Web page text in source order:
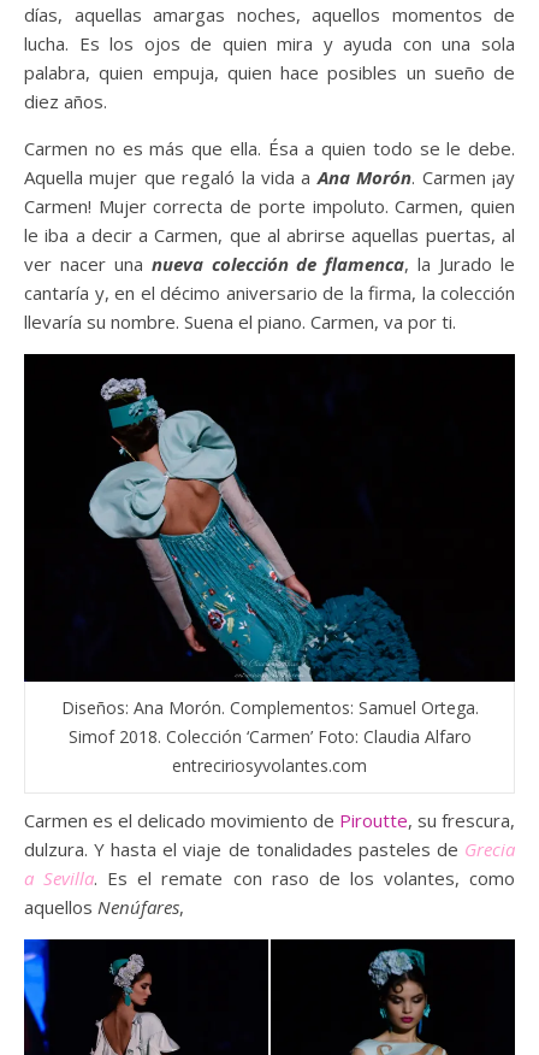
días, aquellas amargas noches, aquellos momentos de
lucha. Es los ojos de quien mira y ayuda con una sola
palabra, quien empuja, quien hace posibles un sueño de
diez años.
Carmen no es más que ella. Ésa a quien todo se le debe.
Aquella mujer que regaló la vida a Ana Morón. Carmen ¡ay
Carmen! Mujer correcta de porte impoluto. Carmen, quien
le iba a decir a Carmen, que al abrirse aquellas puertas, al
ver nacer una nueva colección de flamenca, la Jurado le
cantaría y, en el décimo aniversario de la firma, la colección
llevaría su nombre. Suena el piano. Carmen, va por ti.
Diseños: Ana Morón. Complementos: Samuel Ortega.
Simof 2018. Colección ‘Carmen’ Foto: Claudia Alfaro
entreciriosyvolantes.com
Carmen es el delicado movimiento de Piroutte, su frescura,
dulzura. Y hasta el viaje de tonalidades pasteles de Grecia
a Sevilla. Es el remate con raso de los volantes, como
aquellos Nenúfares,